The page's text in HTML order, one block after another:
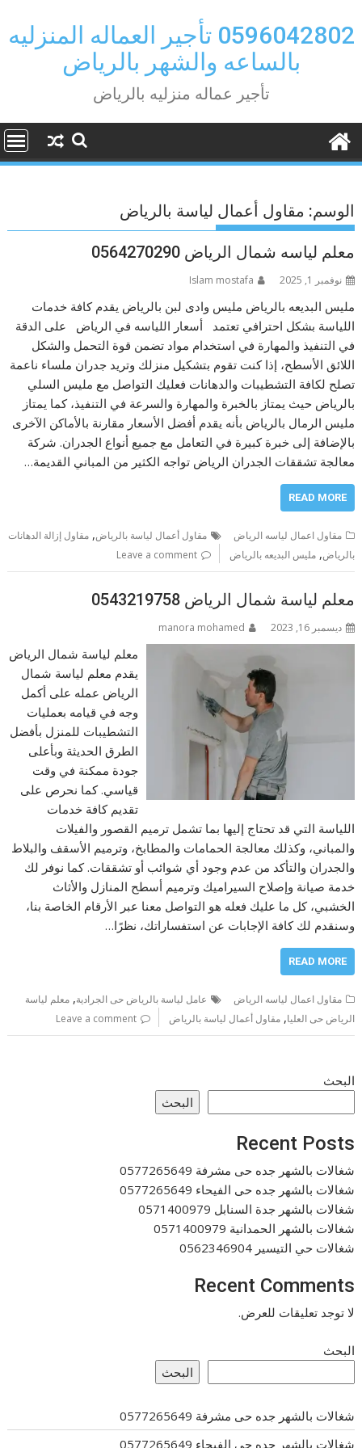
to
content
0596042802 تأجير العماله المنزليه
بالساعه والشهر بالرياض
تأجير عماله منزليه بالرياض
الوسم: مقاول أعمال لياسة بالرياض
معلم لياسه شمال الرياض 0564270290
نوفمبر 1, 2025 Islam mostafa
مليس البديعه بالرياض مليس وادى لبن بالرياض يقدم كافة خدمات
اللياسة بشكل احترافي تعتمد أسعار اللياسه في الرياض على الدقة
في التنفيذ والمهارة في استخدام مواد تضمن قوة التحمل والشكل
اللائق الأسطح، إذا كنت تقوم بتشكيل منزلك وتريد جدران ملساء ناعمة
تصلح لكافة التشطيبات والدهانات فعليك التواصل مع مليس السلي
بالرياض حيث يمتاز بالخبرة والمهارة والسرعة في التنفيذ، كما يمتاز
مليس الرمال بالرياض بأنه يقدم أفضل الأسعار مقارنة بالأماكن الآخرى
بالإضافة إلى خبرة كبيرة في التعامل مع جميع أنواع الجدران. شركة
معالجة تشققات الجدران الرياض تواجه الكثير من المباني القديمة…
READ MORE
مقاول اعمال لياسه الرياض مقاول أعمال لياسة بالرياض,مقاول إزالة الدهانات
بالرياض,مليس البديعه بالرياض Leave a comment
معلم لياسة شمال الرياض 0543219758
ديسمبر 16, 2023 manora mohamed
معلم لياسة شمال الرياض
يقدم معلم لياسة شمال
الرياض عمله على أكمل
وجه في قيامه بعمليات
التشطيبات للمنزل بأفضل
الطرق الحديثة وبأعلى
جودة ممكنة في وقت
قياسي. كما نحرص على
تقديم كافة خدمات
اللياسة التي قد تحتاج إليها بما تشمل ترميم القصور والفيلات
والمباني، وكذلك معالجة الحمامات والمطابخ، وترميم الأسقف والبلاط
والجدران والتأكد من عدم وجود أي شوائب أو تشققات. كما نوفر لك
خدمة صيانة وإصلاح السيراميك وترميم أسطح المنازل والأثاث
الخشبي، كل ما عليك فعله هو التواصل معنا عبر الأرقام الخاصة بنا،
وسنقدم لك كافة الإجابات عن استفساراتك، نظرًا…
READ MORE
مقاول اعمال لياسه الرياض عامل لياسة بالرياض حى الجرادية,معلم لياسة
الرياض حى العليا,مقاول أعمال لياسة بالرياض Leave a comment
البحث
البحث
Recent Posts
شغالات بالشهر جده حى مشرفة 0577265649
شغالات بالشهر جده حى الفيحاء 0577265649
شغالات بالشهر جدة السنابل 0571400979
شغالات بالشهر الحمدانية 0571400979
شغالات حي التيسير 0562346904
Recent Comments
لا توجد تعليقات للعرض.
البحث
البحث
شغالات بالشهر جده حى مشرفة 0577265649
شغالات بالشهر جده حى الفيحاء 0577265649